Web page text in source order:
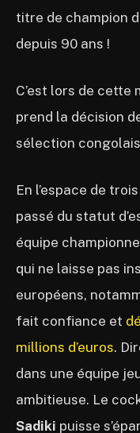
titre de champion
depuis 90 ans !
C’est lors de cette
prend la décision
sélection
En l’espace de
passé du statut
équipe
qui ne laisse pas
européens,
fait confiance et
millions d’euros.
dans une équipe
ambitieuse. Le
Sadiki puisse